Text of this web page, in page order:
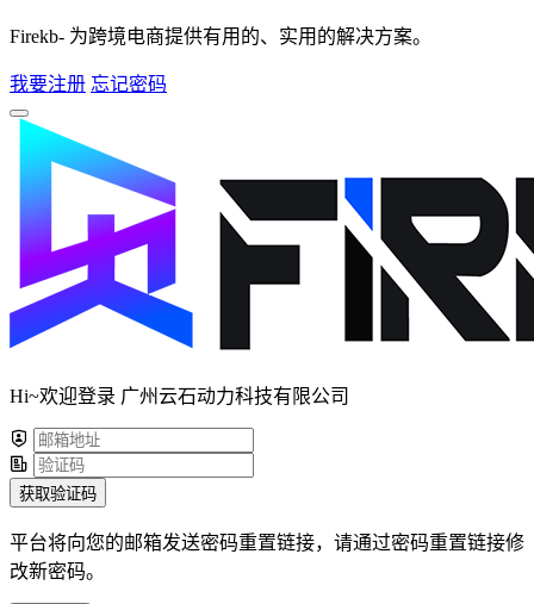
Firekb- 为跨境电商提供有用的、实用的解决方案。
我要注册 忘记密码
Hi~欢迎登录 广州云石动力科技有限公司
获取验证码
平台将向您的邮箱发送密码重置链接，请通过密码重置链接修
改新密码。